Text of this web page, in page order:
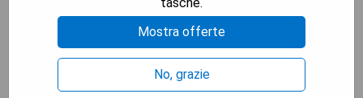
Schreibtisch mit Smart-TV und Internetzugang
sowie Bademäntel und Hausschuhe für die Gäste.
Zu den Annehmlichkeiten des Hotels gehören ein
italienisches Restaurant sowie ein
Wellnessbereich mit Sauna und türkischem Bad.
Mostra offerte
No, grazie